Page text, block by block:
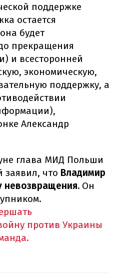
поддержке
остается
будет
прекращения
и всесторонней
экономическую,
поддержку, а
Александр
глава МИД Польши
заявил, что Владимир
невозвращения. Он
против Украины